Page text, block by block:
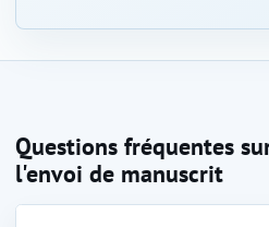
Questions fréquentes
l'envoi de manuscrit